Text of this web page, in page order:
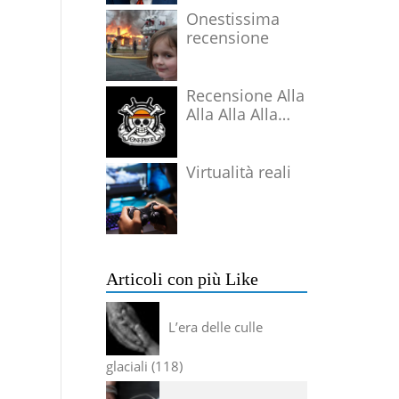
Onestissima
recensione
Recensione Alla
Alla Alla Alla
Virtualità reali
Articoli con più Like
L’era delle culle
glaciali 118